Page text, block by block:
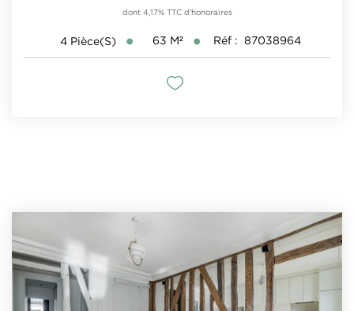
dont 4,17% TTC d'honoraires
4 Pièce(s) 63 M² Réf : 87038964